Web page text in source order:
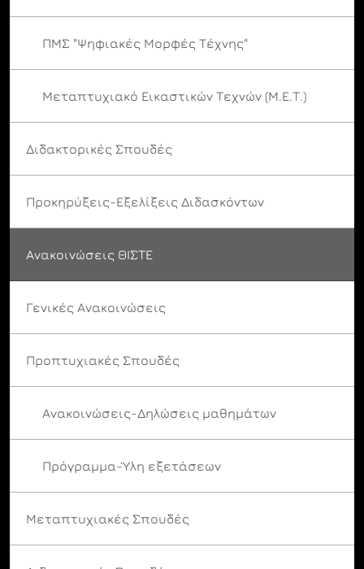
ΠΜΣ "Ψηφιακές Μορφές Τέχνης"
Μεταπτυχιακό Εικαστικών Τεχνών (Μ.Ε.Τ.)
Διδακτορικές Σπουδές
Προκηρύξεις-Εξελίξεις Διδασκόντων
Ανακοινώσεις ΘΙΣΤΕ
Γενικές Ανακοινώσεις
Προπτυχιακές Σπουδές
Ανακοινώσεις-Δηλώσεις μαθημάτων
Πρόγραμμα-Ύλη εξετάσεων
Μεταπτυχιακές Σπουδές